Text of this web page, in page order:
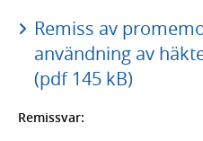
Remiss av
användning av
(pdf 145 kB)
Remissvar: